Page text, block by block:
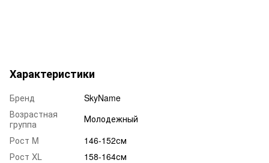
Характеристики
Бренд
SkyName
Возрастная
группа
Молодежный
Рост M
146-152см
Рост XL
158-164см